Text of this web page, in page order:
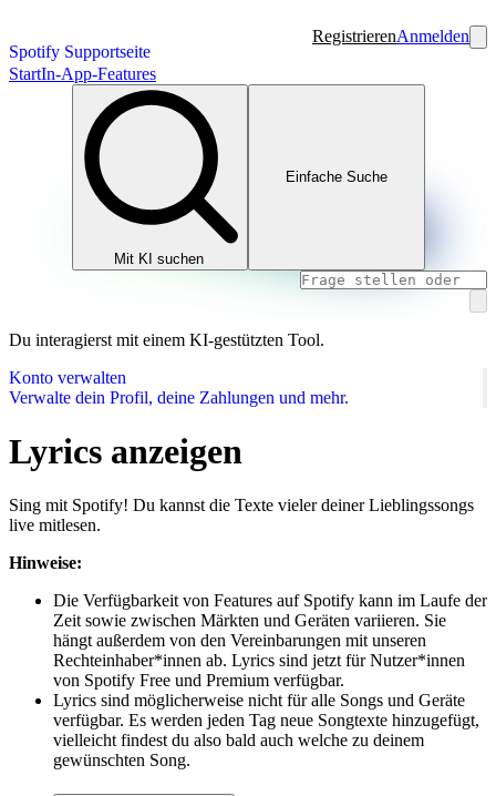
Spotify Supportseite
RegistrierenAnmelden
StartIn-App-Features
Mit KI suchen
Einfache Suche
Du interagierst mit einem KI-gestützten Tool.
Konto verwalten
Verwalte dein Profil, deine Zahlungen und mehr.
Lyrics anzeigen
Sing mit Spotify! Du kannst die Texte vieler deiner Lieblingssongs
live mitlesen.
Hinweise:
Die Verfügbarkeit von Features auf Spotify kann im Laufe der
Zeit sowie zwischen Märkten und Geräten variieren. Sie
hängt außerdem von den Vereinbarungen mit unseren
Rechteinhaber*innen ab. Lyrics sind jetzt für Nutzer*innen
von Spotify Free und Premium verfügbar.
Lyrics sind möglicherweise nicht für alle Songs und Geräte
verfügbar. Es werden jeden Tag neue Songtexte hinzugefügt,
vielleicht findest du also bald auch welche zu deinem
gewünschten Song.